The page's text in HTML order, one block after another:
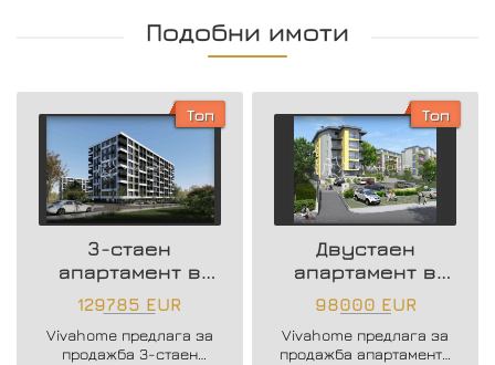
Подобни имоти
Топ
3-стаен
апартамент в
нова жилищна
сграда
129785 EUR
Vivahome предлага за
продажба 3-стаен
Топ
Двустаен
апартамент в
района на
Възраждане 3
98000 EUR
Vivahome предлага за
продажба апартаменти